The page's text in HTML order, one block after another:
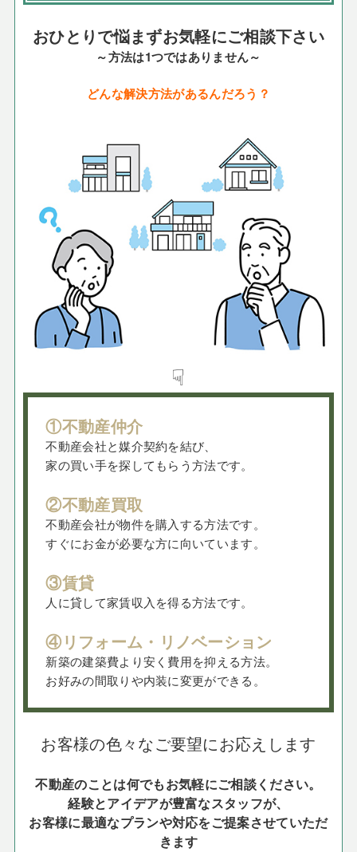
おひとりで悩まずお気軽にご相談下さい
～方法は1つではありません～
どんな解決方法があるんだろう？
☟
①不動産仲介
不動産会社と媒介契約を結び、
家の買い手を探してもらう方法です。
②不動産買取
不動産会社が物件を購入する方法です。
すぐにお金が必要な方に向いています。
③賃貸
人に貸して家賃収入を得る方法です。
④リフォーム・リノベーション
新築の建築費より安く費用を抑える方法。
お好みの間取りや内装に変更ができる。
お客様の色々なご要望にお応えします
不動産のことは何でもお気軽にご相談ください。
経験とアイデアが豊富なスタッフが、
お客様に最適なプランや対応をご提案させていただ
きます